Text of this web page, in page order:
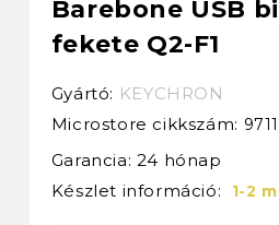
Barebone USB
fekete Q2-F1
Gyártó: KEYCHRON
Microstore cikkszám:
Garancia: 24 hónap
Készlet információ:
1-2